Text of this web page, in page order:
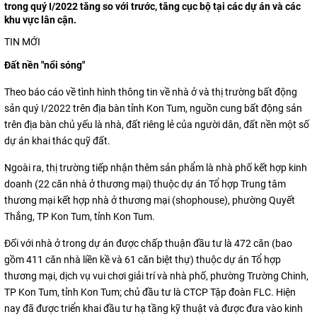
trong quý I/2022 tăng so với trước, tăng cục bộ tại các dự án và các
khu vực lân cận.
TIN MỚI
Đất nền "nổi sóng"
Theo báo cáo về tình hình thông tin về nhà ở và thị trường bất động
sản quý I/2022 trên địa bàn tỉnh Kon Tum, nguồn cung bất động sản
trên địa bàn chủ yếu là nhà, đất riêng lẻ của người dân, đất nền một số
dự án khai thác quỹ đất.
Ngoài ra, thị trường tiếp nhận thêm sản phẩm là nhà phố kết hợp kinh
doanh (22 căn nhà ở thương mại) thuộc dự án Tổ hợp Trung tâm
thương mại kết hợp nhà ở thương mại (shophouse), phường Quyết
Thắng, TP Kon Tum, tỉnh Kon Tum.
Đối với nhà ở trong dự án được chấp thuận đầu tư là 472 căn (bao
gồm 411 căn nhà liền kề và 61 căn biệt thự) thuộc dự án Tổ hợp
thương mại, dịch vụ vui chơi giải trí và nhà phố, phường Trường Chinh,
TP Kon Tum, tỉnh Kon Tum; chủ đầu tư là CTCP Tập đoàn FLC. Hiện
nay đã được triển khai đầu tư hạ tầng kỹ thuật và được đưa vào kinh